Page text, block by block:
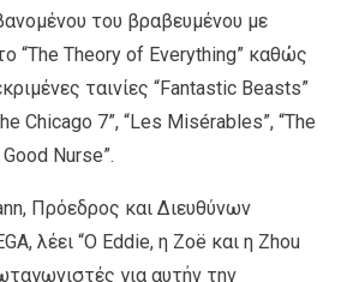
του βραβευμένου με
“The Theory of Everything” καθώς
ταινίες “Fantastic Beasts”
Chicago 7”, “Les Misérables”, “The
Nurse”.
Πρόεδρος και Διευθύνων
λέει “Ο Eddie, η Zoë και η Zhou
για αυτήν την